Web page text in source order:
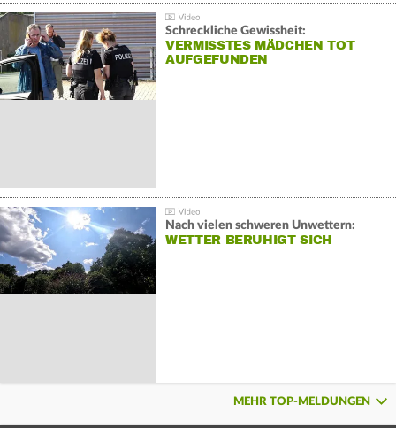
Schreckliche Gewissheit:
VERMISSTES MÄDCHEN TOT
AUFGEFUNDEN
Nach vielen schweren Unwettern:
WETTER BERUHIGT SICH
MEHR TOP-MELDUNGEN